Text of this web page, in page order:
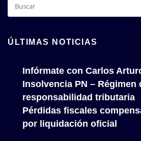
ÚLTIMAS NOTICIAS
Infórmate con Carlos
Insolvencia PN – Régimen
responsabilidad tributaria
Pérdidas fiscales
por liquidación oficial